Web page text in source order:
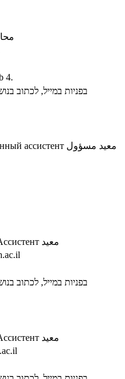
4.
בפניות במייל, לכתוב
ассистент معيد مسؤول
معيد
בפניות במייל, לכתוב
معيد